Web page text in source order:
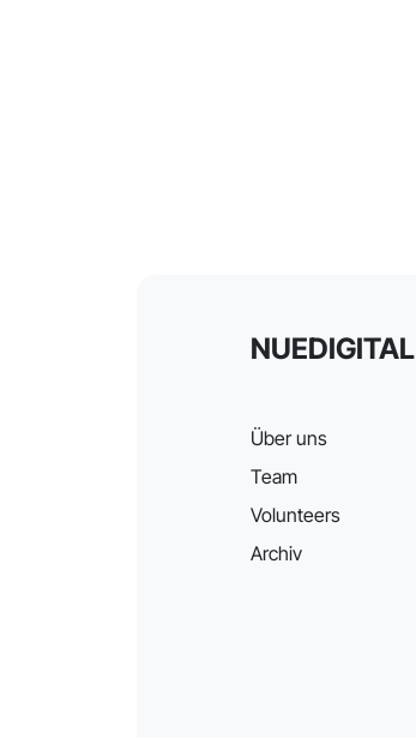
NUEDIGITAL
Über uns
Team
Volunteers
Archiv